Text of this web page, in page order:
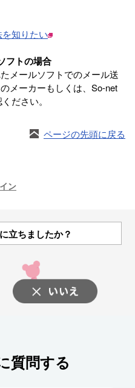
知りたい
フトの場合
メールソフトでのメール送
メーカーもしくは、So-net
ださい。
ページの先頭に戻る
ン
立ちましたか？
質問する